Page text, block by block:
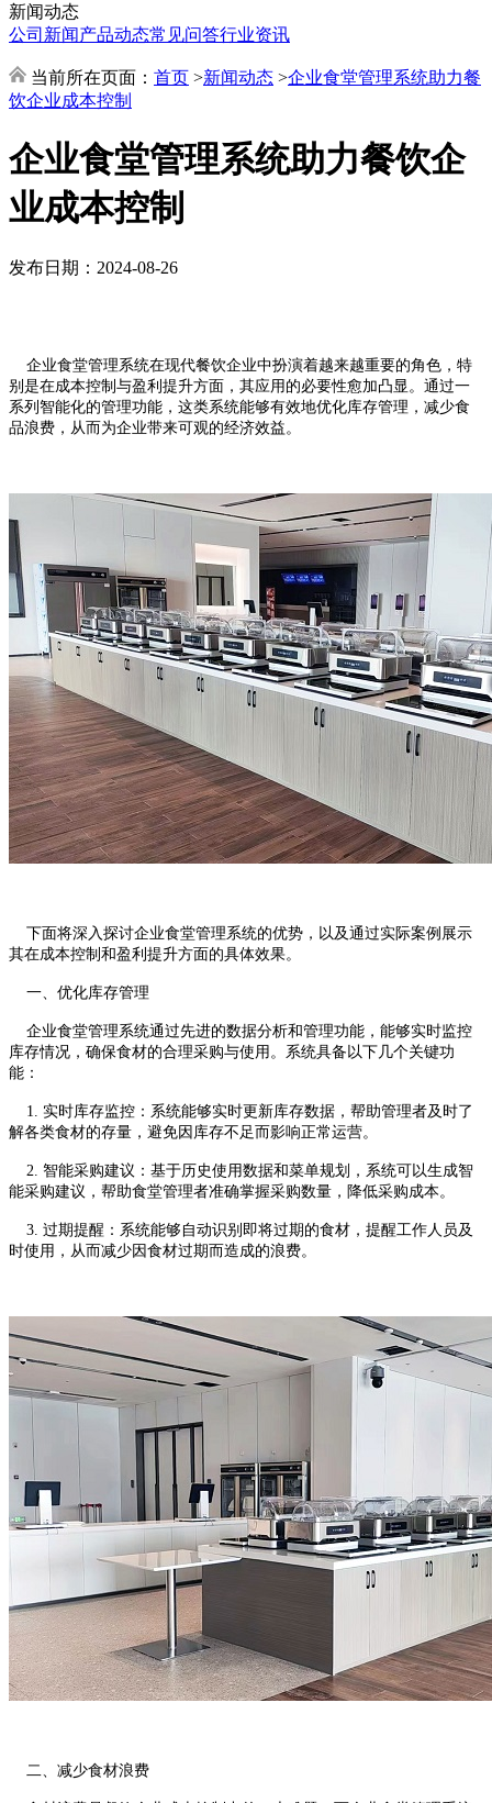
新闻动态
公司新闻产品动态常见问答行业资讯
当前所在页面： 首页 >新闻动态 >企业食堂管理系统助力餐
饮企业成本控制
企业食堂管理系统助力餐饮企
业成本控制
发布日期：2024-08-26
企业食堂管理系统在现代餐饮企业中扮演着越来越重要的角色，特
别是在成本控制与盈利提升方面，其应用的必要性愈加凸显。通过一
系列智能化的管理功能，这类系统能够有效地优化库存管理，减少食
品浪费，从而为企业带来可观的经济效益。
下面将深入探讨企业食堂管理系统的优势，以及通过实际案例展示
其在成本控制和盈利提升方面的具体效果。
一、优化库存管理
企业食堂管理系统通过先进的数据分析和管理功能，能够实时监控
库存情况，确保食材的合理采购与使用。系统具备以下几个关键功
能：
1. 实时库存监控：系统能够实时更新库存数据，帮助管理者及时了
解各类食材的存量，避免因库存不足而影响正常运营。
2. 智能采购建议：基于历史使用数据和菜单规划，系统可以生成智
能采购建议，帮助食堂管理者准确掌握采购数量，降低采购成本。
3. 过期提醒：系统能够自动识别即将过期的食材，提醒工作人员及
时使用，从而减少因食材过期而造成的浪费。
二、减少食材浪费